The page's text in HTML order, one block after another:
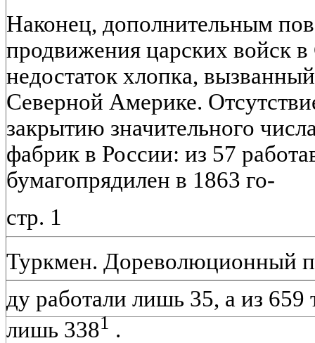
Наконец, дополнительным
продвижения царских войск
недостаток хлопка,
Северной Америке.
закрытию значительного
фабрик в России: из 57
бумагопрядилен в 1863 го-
стр. 1
Туркмен. Дореволюционный
ду работали лишь 35, а из 659
лишь 3381 .